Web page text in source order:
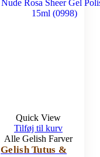
Quick View
Tilføj til kurv
Alle Gelish Farver
Gelish Tutus &